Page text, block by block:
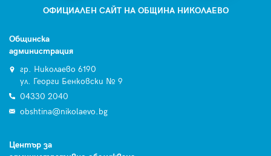
ОФИЦИАЛЕН САЙТ НА ОБЩИНА НИКОЛАЕВО
Общинска
администрация
гр. Николаево 6190
ул. Георги Бенковски № 9
04330 2040
obshtina@nikolaevo.bg
Център за